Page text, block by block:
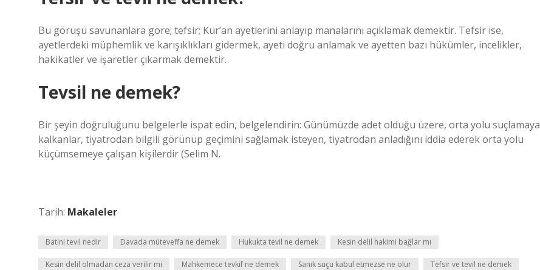
Bu görüşü savunanlara göre; tefsir; Kur’an ayetlerini anlayıp manalarını açıklamak demektir. Tefsir ise,
ayetlerdeki müphemlik ve karışıklıkları gidermek, ayeti doğru anlamak ve ayetten bazı hükümler, incelikler,
hakikatler ve işaretler çıkarmak demektir.
Tevsil ne demek?
Bir şeyin doğruluğunu belgelerle ispat edin, belgelendirin: Günümüzde adet olduğu üzere, orta yolu suçlamaya
kalkanlar, tiyatrodan bilgili görünüp geçimini sağlamak isteyen, tiyatrodan anladığını iddia ederek orta yolu
küçümsemeye çalışan kişilerdir (Selim N.
Tarih: Makaleler
Batini tevil nedir Davada müteveffa ne demek Hukukta tevil ne demek Kesin delil hakimi bağlar mı
Kesin delil olmadan ceza verilir mi Mahkemece tevkif ne demek Sanık suçu kabul etmezse ne olur Tefsir ve tevil ne demek